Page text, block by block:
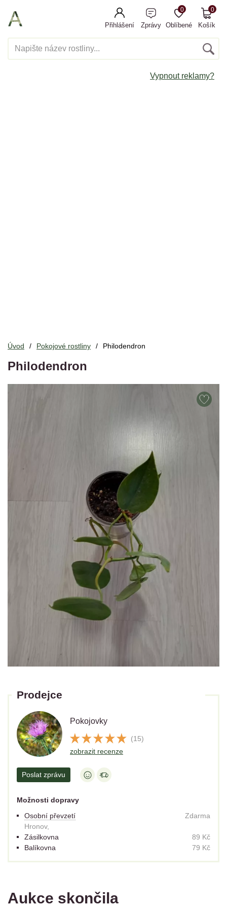
Přihlášení Zprávy Oblíbené
0
Košík
0
Vypnout reklamy?
Úvod Pokojové rostliny Philodendron
Philodendron
Prodejce
Pokojovky
(15)
zobrazit recenze
Poslat zprávu
Možnosti dopravy
Osobní převzetí
Hronov,
Zdarma
Zásilkovna
89 Kč
Balíkovna
79 Kč
Aukce skončila